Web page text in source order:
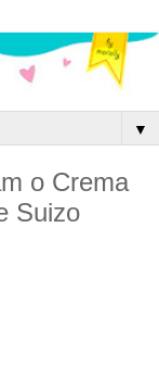
▼
o Crema
Suizo